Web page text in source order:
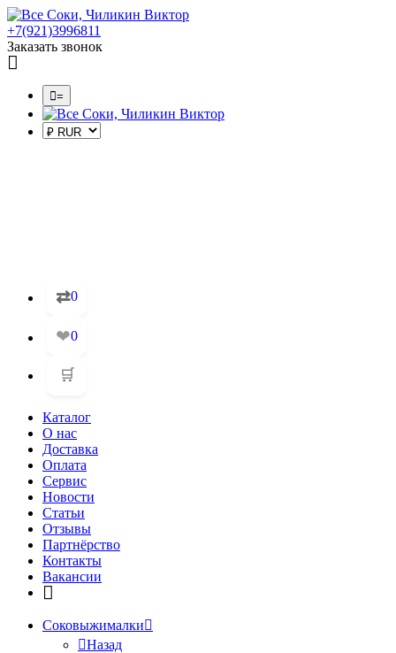
+7(921)3996811
Заказать звонок
=
⇄0
❤0
🛒
Каталог
О нас
Доставка
Оплата
Сервис
Новости
Статьи
Отзывы
Партнёрство
Контакты
Вакансии
Соковыжималки
Назад